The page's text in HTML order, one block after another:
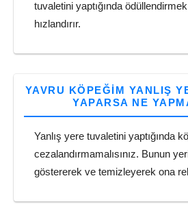
tuvaletini yaptığında
hızlandırır.
YAVRU KÖPEĞIM YANLIŞ
YAPARSA NE
Yanlış yere tuvaletini yaptığında
cezalandırmamalısınız. Bunun
göstererek ve temizleyerek ona